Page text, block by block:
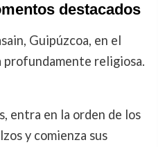
destacados
Guipúzcoa, en el
profundamente religiosa.
entra en la orden de los
y comienza sus